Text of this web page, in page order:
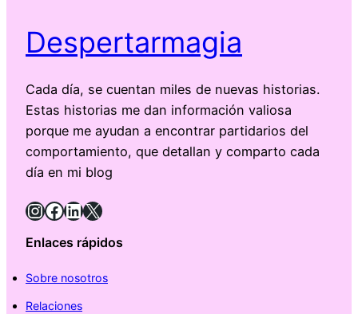
Despertarmagia
Cada día, se cuentan miles de nuevas historias.
Estas historias me dan información valiosa
porque me ayudan a encontrar partidarios del
comportamiento, que detallan y comparto cada
día en mi blog
InstagramFacebook LinkedIn X
Enlaces rápidos
Sobre nosotros
Relaciones